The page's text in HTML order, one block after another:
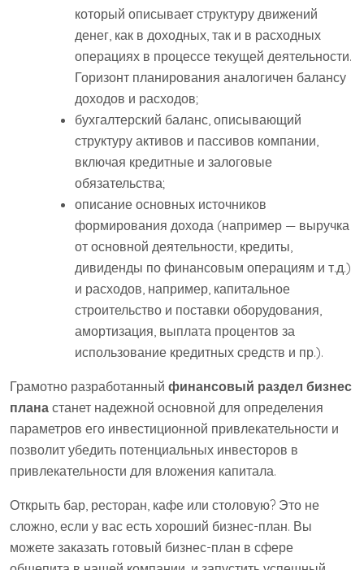
который описывает структуру движений
денег, как в доходных, так и в расходных
операциях в процессе текущей деятельности.
Горизонт планирования аналогичен балансу
доходов и расходов;
бухгалтерский баланс, описывающий
структуру активов и пассивов компании,
включая кредитные и залоговые
обязательства;
описание основных источников
формирования дохода (например — выручка
от основной деятельности, кредиты,
дивиденды по финансовым операциям и т.д.)
и расходов, например, капитальное
строительство и поставки оборудования,
амортизация, выплата процентов за
использование кредитных средств и пр.).
Грамотно разработанный финансовый раздел бизнес
плана станет надежной основной для определения
параметров его инвестиционной привлекательности и
позволит убедить потенциальных инвесторов в
привлекательности для вложения капитала.
Открыть бар, ресторан, кафе или столовую? Это не
сложно, если у вас есть хороший бизнес-план. Вы
можете заказать готовый бизнес-план в сфере